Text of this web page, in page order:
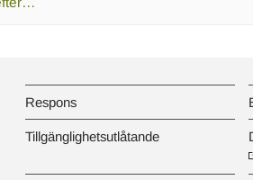
Respons
Tillgänglighetsutlåtande